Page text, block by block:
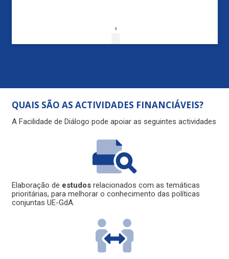
QUAIS SÃO AS ACTIVIDADES FINANCIÁVEIS?
A Facilidade de Diálogo pode apoiar as seguintes actividades
Elaboração de estudosrelacionados com as temáticas
prioritárias, para melhorar o conhecimento das políticas
conjuntas UE-GdA.